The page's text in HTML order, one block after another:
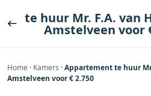
naar te huur Mr. F.A. van
Amstelveen voor
Home · Kamers ·Appartement te huur
Amstelveen voor € 2.750